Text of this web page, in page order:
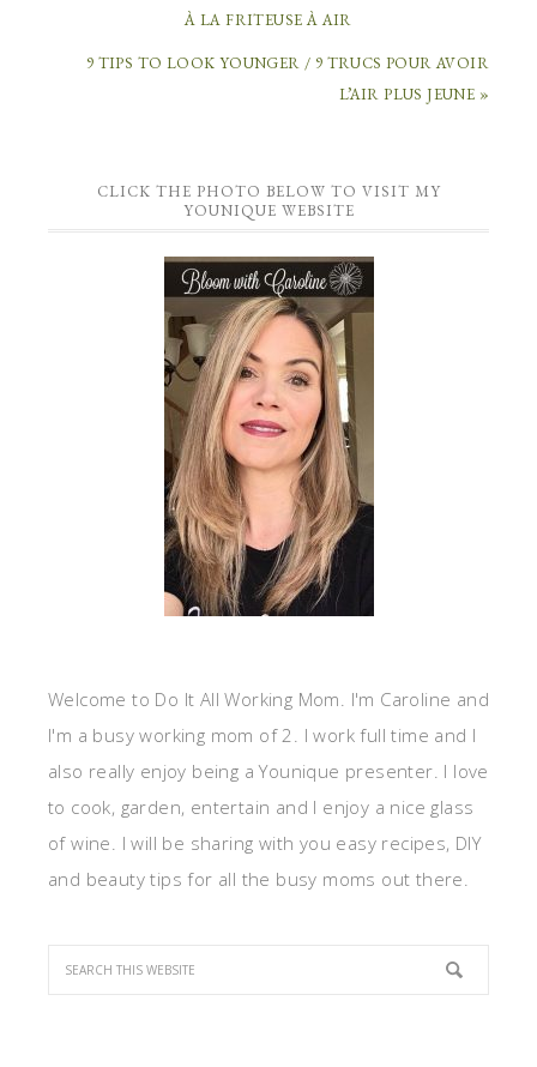
À LA FRITEUSE À AIR
9 TIPS TO LOOK YOUNGER / 9 TRUCS POUR AVOIR
L’AIR PLUS JEUNE »
CLICK THE PHOTO BELOW TO VISIT MY
YOUNIQUE WEBSITE
Welcome to Do It All Working Mom. I'm Caroline and
I'm a busy working mom of 2. I work full time and I
also really enjoy being a Younique presenter. I love
to cook, garden, entertain and I enjoy a nice glass
of wine. I will be sharing with you easy recipes, DIY
and beauty tips for all the busy moms out there.